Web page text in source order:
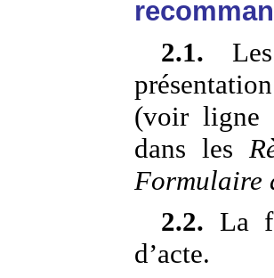
2.1.
(voir ligne
dans les
Formulaire
2.2. La
d’acte.